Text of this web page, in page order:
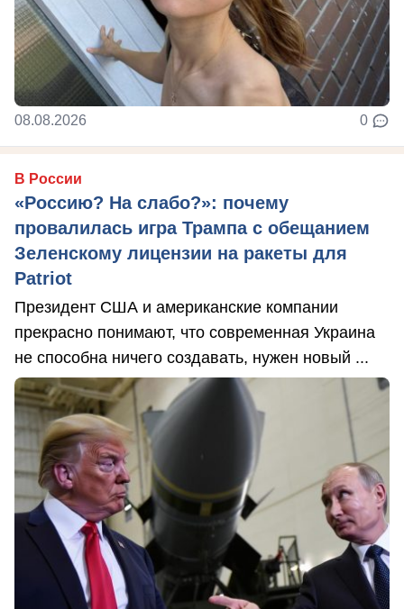
08.08.2026 0
В России
«Россию? На слабо?»: почему
провалилась игра Трампа с обещанием
Зеленскому лицензии на ракеты для
Patriot
Президент США и американские компании
прекрасно понимают, что современная Украина
не способна ничего создавать, нужен новый ...